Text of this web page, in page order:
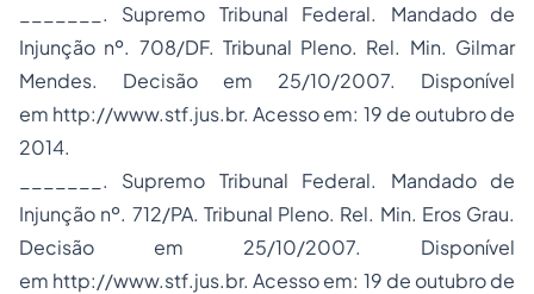
_______. Supremo Tribunal Federal. Mandado de
Injunção nº. 708/DF. Tribunal Pleno. Rel. Min. Gilmar
Mendes. Decisão em 25/10/2007. Disponível
em http://www.stf.jus.br. Acesso em: 19 de outubro de
2014.
_______. Supremo Tribunal Federal. Mandado de
Injunção nº. 712/PA. Tribunal Pleno. Rel. Min. Eros Grau.
Decisão em 25/10/2007. Disponível
em http://www.stf.jus.br. Acesso em: 19 de outubro de